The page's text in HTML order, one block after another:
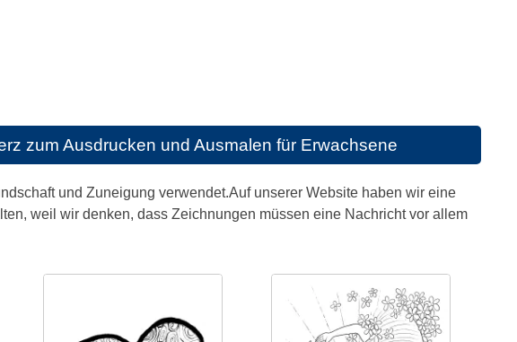
zum Ausdrucken und Ausmalen für Erwachsene
und Zuneigung verwendet.Auf unserer Website haben wir eine
weil wir denken, dass Zeichnungen müssen eine Nachricht vor allem